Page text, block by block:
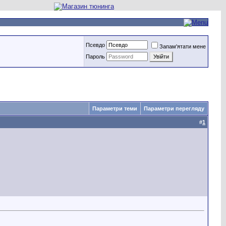
Псевдо
Запам'ятати мене
Пароль
Параметри теми Параметри перегляду
#1